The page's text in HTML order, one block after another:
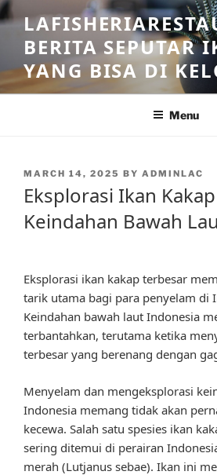
Skip
to
contentBERITA SEPUTAR
YANG BISA DI
Menu
POSTED
ON
MARCH 14, 2025 BY ADMINLAC
Eksplorasi Ikan
Keindahan Bawah
Eksplorasi ikan kakap terbesar
tarik utama bagi para penyelam di
Keindahan bawah laut Indonesia
terbantahkan, terutama ketika
terbesar yang berenang dengan
Menyelam dan mengeksplorasi
Indonesia memang tidak akan
kecewa. Salah satu spesies ikan
sering ditemui di perairan
merah (Lutjanus sebae). Ikan ini